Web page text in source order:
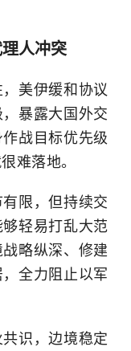
人冲突
美伊缓和协议
暴露大国外交
战目标优先级
难落地。
限，但持续交
轻易打乱大范
略纵深、修建
全力阻止以军
识，边境稳定